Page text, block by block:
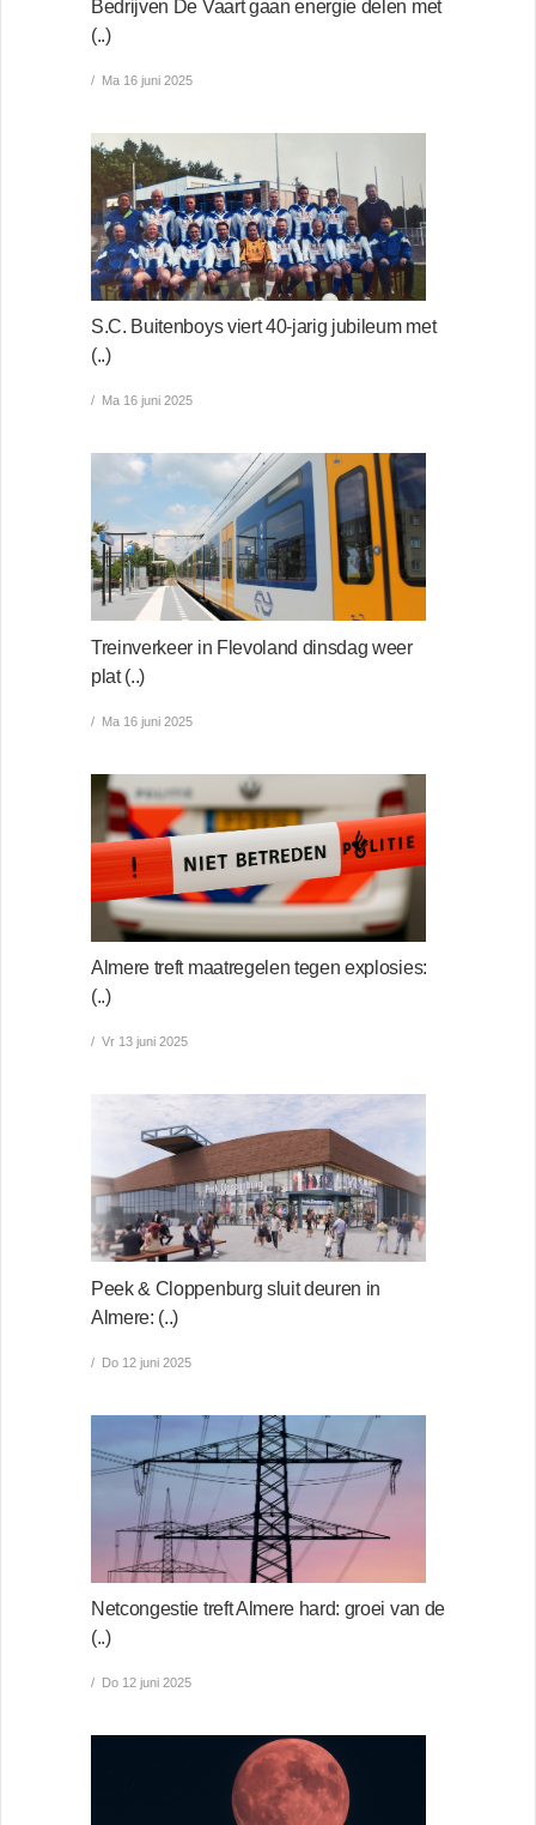
Bedrijven De Vaart gaan energie delen met
(..)
Ma 16 juni 2025
S.C. Buitenboys viert 40-jarig jubileum met
(..)
Ma 16 juni 2025
Treinverkeer in Flevoland dinsdag weer
plat (..)
Ma 16 juni 2025
Almere treft maatregelen tegen explosies:
(..)
Vr 13 juni 2025
Peek & Cloppenburg sluit deuren in
Almere: (..)
Do 12 juni 2025
Netcongestie treft Almere hard: groei van de
(..)
Do 12 juni 2025